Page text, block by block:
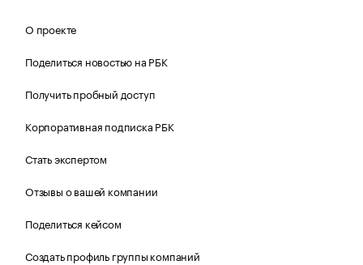
О проекте
Поделиться новостью на РБК
Получить пробный доступ
Корпоративная подписка РБК
Стать экспертом
Отзывы о вашей компании
Поделиться кейсом
Создать профиль группы компаний